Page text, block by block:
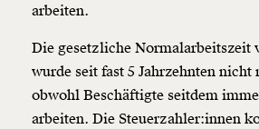
arbeiten.
Die gesetzliche Normalarbeitszeit
wurde seit fast 5 Jahrzehnten nicht
obwohl Beschäftigte seitdem
arbeiten. Die Steuerzahler:innen